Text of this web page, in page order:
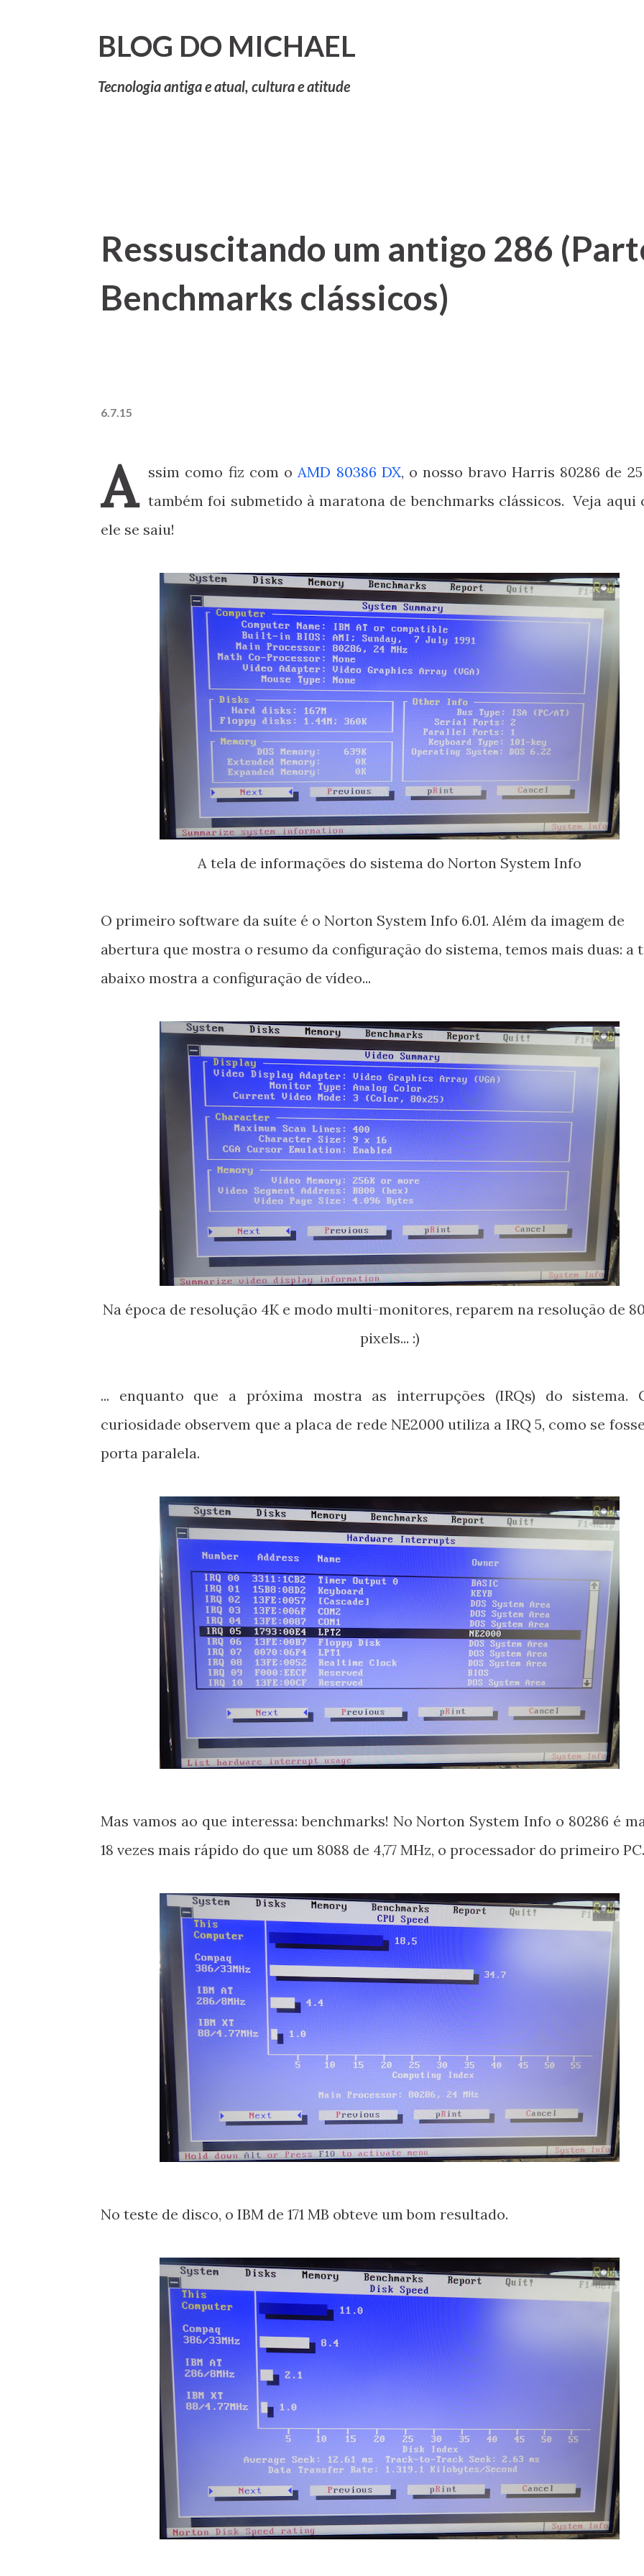
BLOG DO MICHAEL
Tecnologia antiga e atual, cultura e atitude
Ressuscitando um antigo 286
Benchmarks clássicos)
6.7.15
A ssim como fiz com oAMD 80386 DX, o nosso bravo Harris 80286 de
também foi submetido à maratona de benchmarks clássicos. Veja aqui
ele se saiu!
A tela de informações do sistema do Norton System Info
O primeiro software da suíte é o Norton System Info 6.01. Além da imagem de
abertura que mostra o resumo da configuração do sistema, temos mais duas: a
abaixo mostra a configuração de vídeo...
Na época de resolução 4K e modo multi-monitores, reparem na resolução de
pixels... :)
... enquanto que a próxima mostra as interrupções (IRQs) do sistema.
curiosidade observem que a placa de rede NE2000 utiliza a IRQ 5, como se
porta paralela.
Mas vamos ao que interessa: benchmarks! No Norton System Info o 80286 é
18 vezes mais rápido do que um 8088 de 4,77 MHz, o processador do primeiro PC.
No teste de disco, o IBM de 171 MB obteve um bom resultado.